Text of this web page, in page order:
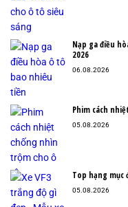
Nạp ga điều
2026
06.08.2026
Phim cách
05.08.2026
Top hạng mục
05.08.2026